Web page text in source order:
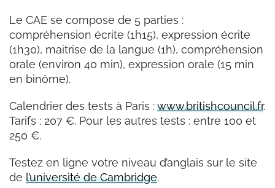
Le CAE se compose de 5 parties :
compréhension écrite (1h15), expression écrite
(1h30), maitrise de la langue (1h), compréhension
orale (environ 40 min), expression orale (15 min
en binôme).
Calendrier des tests à Paris :www.britishcouncil.fr.
Tarifs : 207 €. Pour les autres tests : entre 100 et
250 €.
Testez en ligne votre niveau d’anglais sur le site
de l’université de Cambridge.